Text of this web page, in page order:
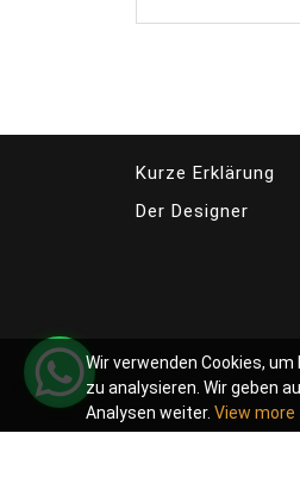
Kurze Erklärung
Der Designer
Wir verwenden Cookies,
zu analysieren. Wir geben
Analysen weiter. View more